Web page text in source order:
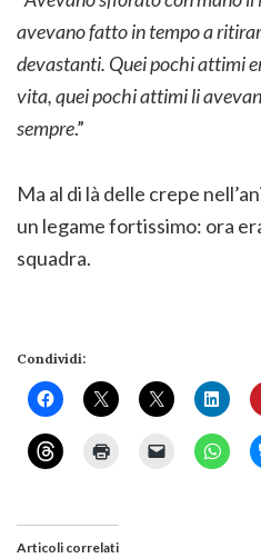
avevano fatto in tempo a
devastanti. Quei pochi attimi
vita, quei pochi attimi li
sempre.”
Ma al di là delle crepe
un legame fortissimo: ora
squadra.
Condividi:
Articoli correlati